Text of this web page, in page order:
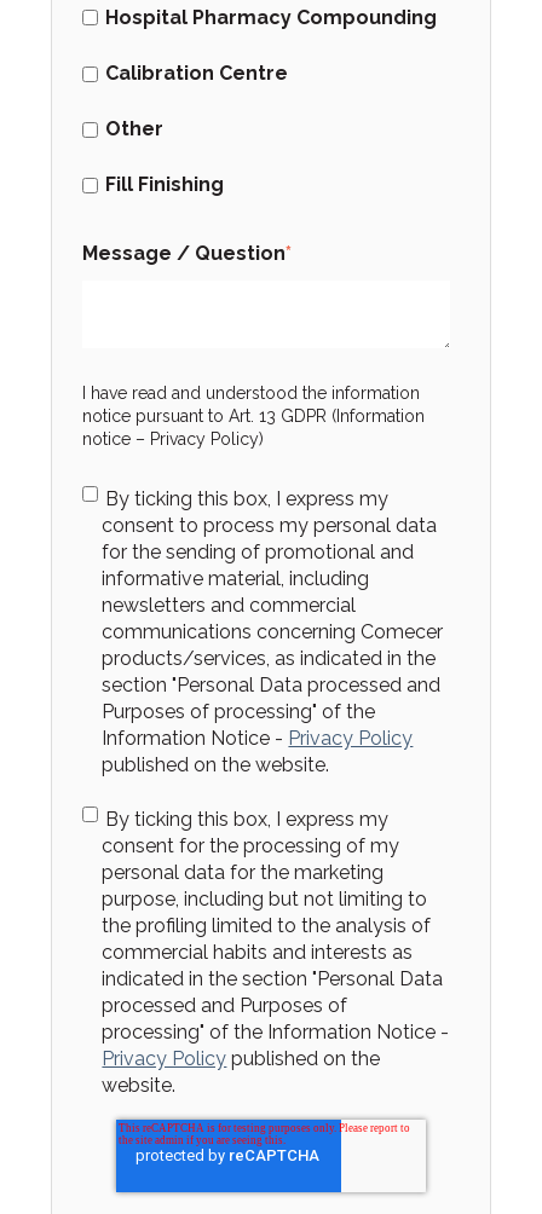
Hospital Pharmacy Compounding
Calibration Centre
Other
Fill Finishing
Message / Question*
I have read and understood the information
notice pursuant to Art. 13 GDPR (Information
notice – Privacy Policy)
By ticking this box, I express my
consent to process my personal data
for the sending of promotional and
informative material, including
newsletters and commercial
communications concerning Comecer
products/services, as indicated in the
section "Personal Data processed and
Purposes of processing" of the
Information Notice - Privacy Policy
published on the website.
By ticking this box, I express my
consent for the processing of my
personal data for the marketing
purpose, including but not limiting to
the profiling limited to the analysis of
commercial habits and interests as
indicated in the section "Personal Data
processed and Purposes of
processing" of the Information Notice -
Privacy Policy published on the
website.